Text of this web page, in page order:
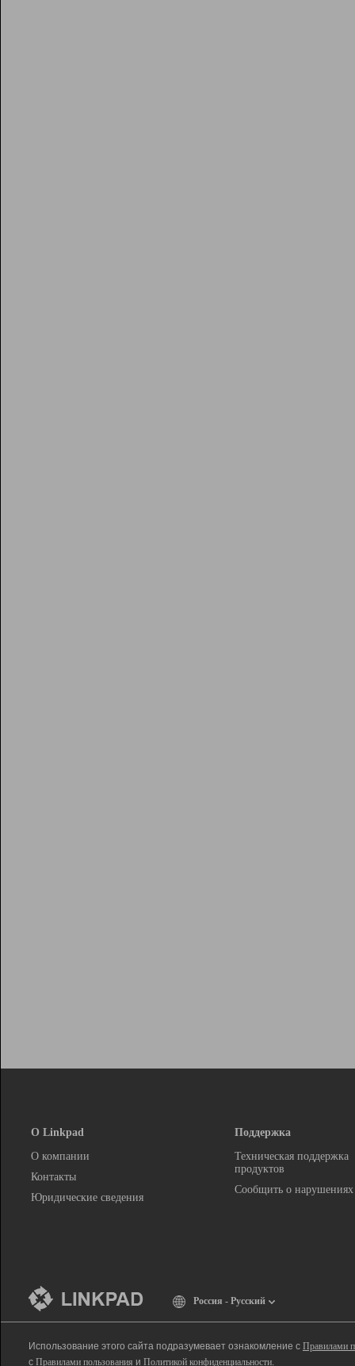
О Linkpad
О компании
Контакты
Юридические сведения
Поддержка
Техническая поддержка
продуктов
Сообщить о нарушениях
Россия - Русский
Использование этого сайта подразумевает ознакомление с Правилами
с Правилами пользования и Политикой конфиденциальности.